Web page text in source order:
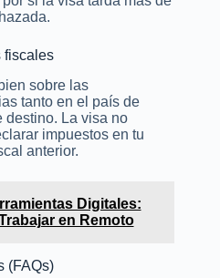
fiscales
sobre las
tanto en el país de
destino. La visa no
impuestos en tu
anterior.
Digitales:
en Remoto
(FAQs)